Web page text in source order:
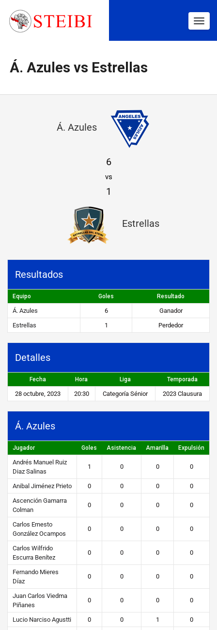
Á. Azules vs Estrellas
s
s
e
l
a
s
STEIBI
https://steibi.org.py/wp-
content/uploads/2019/04/STEIBI-
WEB-
2.png
Á. Azules
6
vs
1
Estrellas
Resultados
Equipo Goles Resultado
Á. Azules 6
Ganador
Estrellas
1 Perdedor
Detalles
Fecha Hora Liga Temporada
28 octubre, 2023 20:30 Categoría Sénior 2023 Clausura
Á. Azules
Jugador Goles Asistencia Amarilla Expulsión
Andrés Manuel Ruiz
Diaz Salinas
1 0 0 0
Anibal Jiménez Prieto 0 0 0
0
Ascención Gamarra
Colman
0 0 0 0
Carlos Ernesto
González Ocampos
0 0 0 0
Carlos Wilfrido
Escurra Benítez
0 0 0 0
Fernando Mieres
Díaz
0 0 0 0
Juan Carlos Viedma
Piñanes
0 0 0 0
Lucio Narciso Agustti 0 0 1
0